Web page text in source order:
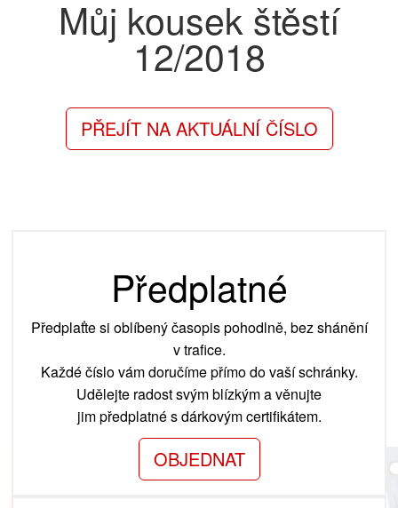
Můj kousek štěstí
12/2018
PŘEJÍT NA AKTUÁLNÍ ČÍSLO
Předplatné
Předplaťte si oblíbený časopis pohodlně, bez shánění
v trafice.
Každé číslo vám doručíme přímo do vaší schránky.
Udělejte radost svým blízkým a věnujte
jim předplatné s dárkovým certifikátem.
OBJEDNAT